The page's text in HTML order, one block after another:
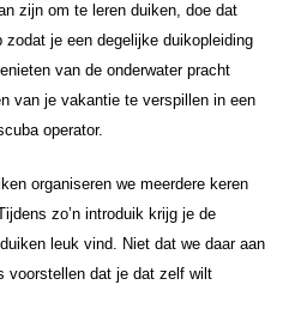
zijn om te leren duiken, doe dat
je een degelijke duikopleiding
van de onderwater pracht
van je vakantie te verspillen in een
operator.
organiseren we meerdere keren
zo’n introduik krijg je de
leuk vind. Niet dat we daar aan
voorstellen dat je dat zelf wilt